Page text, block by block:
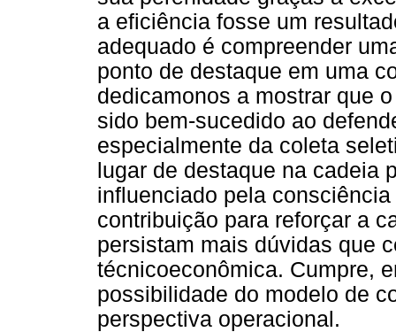
a eficiência fosse um
adequado é compreender
ponto de destaque em uma
dedicamonos a mostrar que
sido bem-sucedido ao
especialmente da coleta
lugar de destaque na cadeia
influenciado pela
contribuição para reforçar a
persistam mais dúvidas que
técnicoeconômica. Cumpre,
possibilidade do modelo de
perspectiva operacional.